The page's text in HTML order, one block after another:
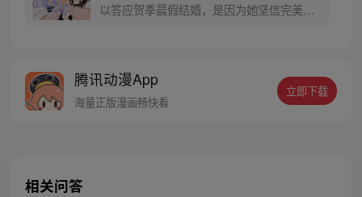
以答应贺季晨假结婚，是因为她坚信完美情
的腰，爬窗离家出走。就在她沾沾自喜的以
为自己终于逃出魔爪的第二天， 她走到哪
腾讯动漫App
海量正版漫画畅快看
立即下载
相关问答